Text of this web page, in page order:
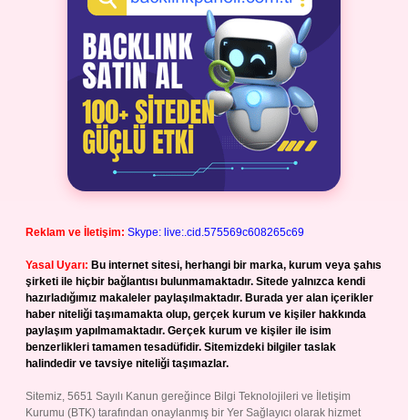
Reklam ve İletişim: Skype: live:.cid.575569c608265c69
Yasal Uyarı: Bu internet sitesi, herhangi bir marka, kurum veya şahıs
şirketi ile hiçbir bağlantısı bulunmamaktadır. Sitede yalnızca kendi
hazırladığımız makaleler paylaşılmaktadır. Burada yer alan içerikler
haber niteliği taşımamakta olup, gerçek kurum ve kişiler hakkında
paylaşım yapılmamaktadır. Gerçek kurum ve kişiler ile isim
benzerlikleri tamamen tesadüfidir. Sitemizdeki bilgiler taslak
halindedir ve tavsiye niteliği taşımazlar.
Sitemiz, 5651 Sayılı Kanun gereğince Bilgi Teknolojileri ve İletişim
Kurumu (BTK) tarafından onaylanmış bir Yer Sağlayıcı olarak hizmet